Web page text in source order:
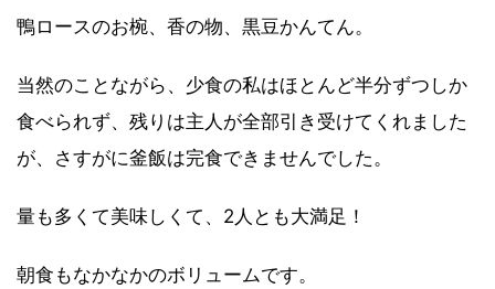
鴨ロースのお椀、香の物、黒豆かんてん。
当然のことながら、少食の私はほとんど半分ずつしか
食べられず、残りは主人が全部引き受けてくれました
が、さすがに釜飯は完食できませんでした。
量も多くて美味しくて、2人とも大満足！
朝食もなかなかのボリュームです。